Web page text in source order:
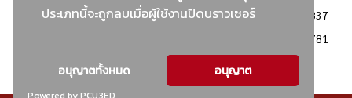
ประเภทนี้จะถูกลบเมื่อผู้ใช้งานปิดบราวเซอร์
อนุญาตทั้งหมด อนุญาต
: แผนการจัดซื้อจัดจ้าง
837
781